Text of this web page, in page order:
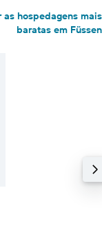
as hospedagens mais
baratas em Füssen